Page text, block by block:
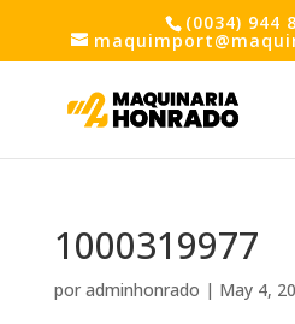
(0034) 944
1000319977
por adminhonrado | May 4,